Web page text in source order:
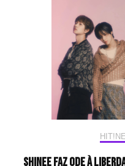
SHINee faz ode à